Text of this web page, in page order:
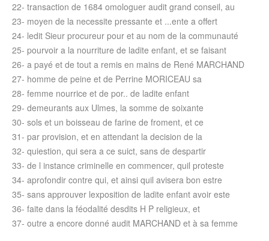
22- transaction de 1684 omologuer audit grand conseil, au
23- moyen de la necessite pressante et ...ente a offert
24- ledit Sieur procureur pour et au nom de la communauté
25- pourvoir a la nourriture de ladite enfant, et se faisant
26- a payé et de tout a remis en mains de René MARCHAND
27- homme de peine et de Perrine MORICEAU sa
28- femme nourrice et de por.. de ladite enfant
29- demeurants aux Ulmes, la somme de soixante
30- sols et un boisseau de farine de froment, et ce
31- par provision, et en attendant la decision de la
32- quiestion, qui sera a ce suict, sans de despartir
33- de l instance criminelle en commencer, quil proteste
34- aprofondir contre qui, et ainsi quil avisera bon estre
35- sans approuver lexposition de ladite enfant avoir este
36- faite dans la féodalité desdits H P religieux, et
37- outre a encore donné audit MARCHAND et à sa femme